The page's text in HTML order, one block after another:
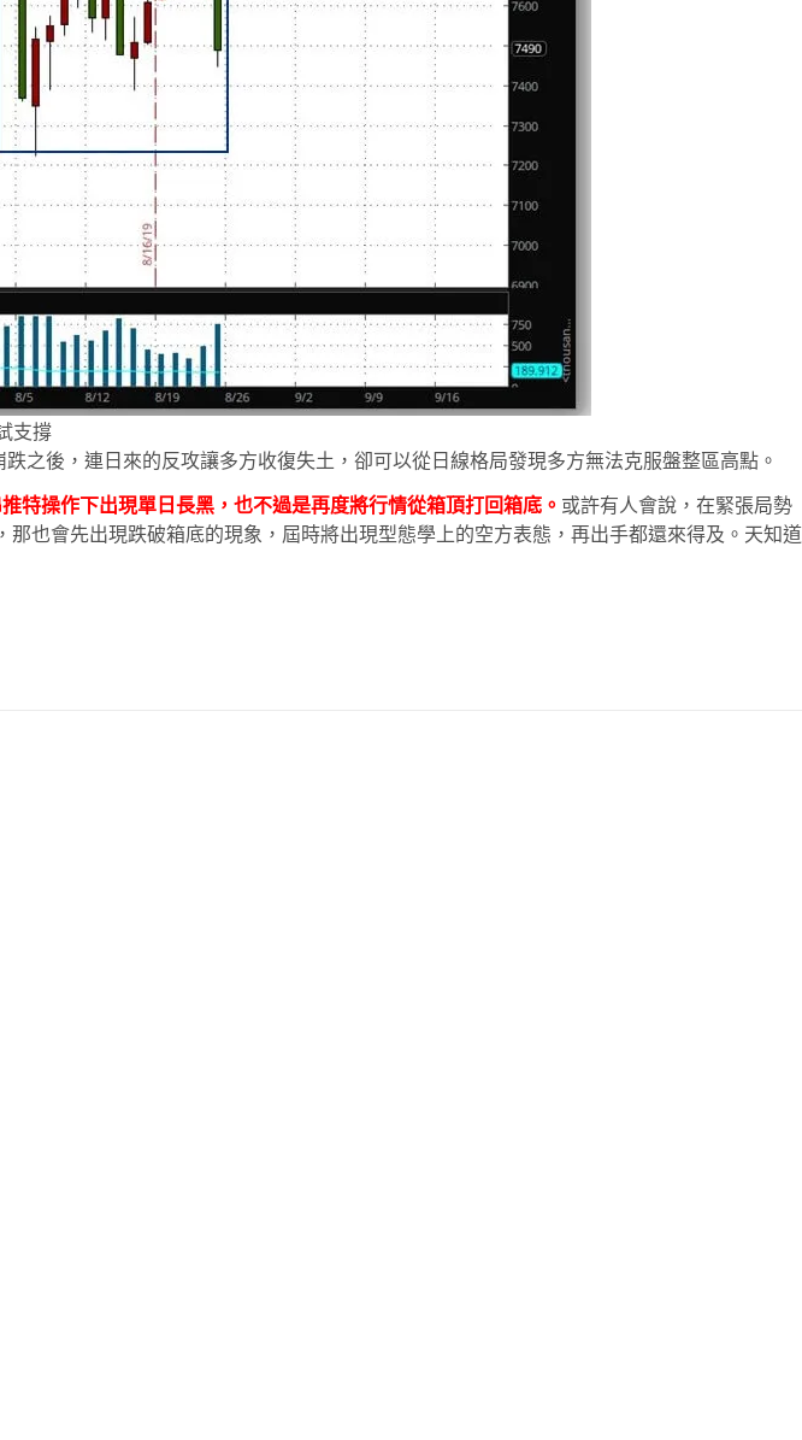
支撐
之後，連日來的反攻讓多方收復失土，卻可以從日線格局發現多方無法克服盤整區高點。
特操作下出現單日長黑，也不過是再度將行情從箱頂打回箱底。 或許有人會說，在緊張局勢
也會先出現跌破箱底的現象，屆時將出現型態學上的空方表態，再出手都還來得及。天知道